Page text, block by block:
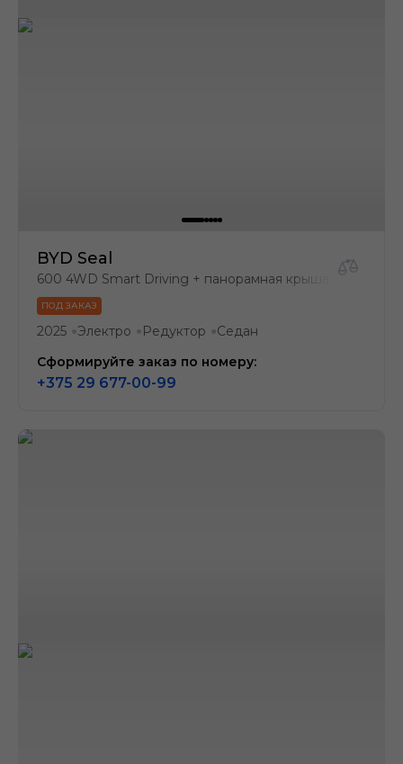
BYD Seal
600 4WD Smart Driving + панорамная крыша с
ПОД ЗАКАЗ
2025 ●Электро ● Редуктор ●Седан
Сформируйте заказ по номеру:
+375 29 677-00-99